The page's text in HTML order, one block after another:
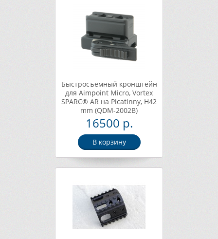
Быстросъемный кронштейн
для Aimpoint Micro, Vortex
SPARC® AR на Picatinny, H42
mm (QDM-2002B)
16500 р.
В корзину